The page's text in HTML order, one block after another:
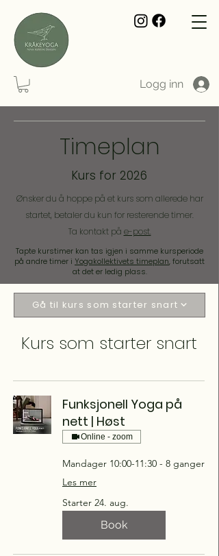
Logg inn
Timeplan
Kurs for 2026
Ønsker du å hoppe på et kurs som allerede har
startet, betaler du kun for resterende timer.
Ta kontakt på e-post.
Tapte kurstimer kan tas igjen i samme kursperiode
på andre timer i Yogakollektivets timeplan, forutsatt
at det er ledig plass.
Kurs som starter snart
Funksjonell Yoga på
nett | Høst
Online - zoom
Mandager 10:00-11:30 - 8 ganger
Les mer
Starter 24. aug.
Book
Gå til kurs som starter snart